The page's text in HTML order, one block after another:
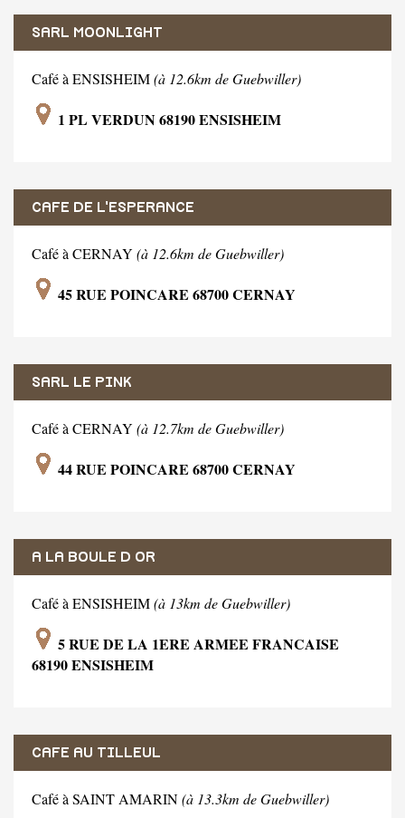
SARL MOONLIGHT
Café à ENSISHEIM(à 12.6km de Guebwiller)
1 PL VERDUN 68190 ENSISHEIM
CAFE DE L'ESPERANCE
Café à CERNAY (à 12.6km de Guebwiller)
45 RUE POINCARE 68700 CERNAY
SARL LE PINK
Café à CERNAY (à 12.7km de Guebwiller)
44 RUE POINCARE 68700 CERNAY
A LA BOULE D OR
Café à ENSISHEIM(à 13km de Guebwiller)
5 RUE DE LA 1ERE ARMEE FRANCAISE
68190 ENSISHEIM
CAFE AU TILLEUL
Café à SAINT AMARIN(à 13.3km de Guebwiller)